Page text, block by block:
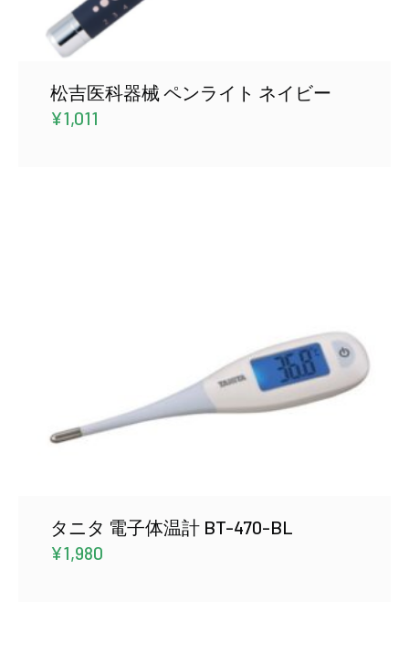
松吉医科器械 ペンライト ネイビー
¥1,011
タニタ 電子体温計 BT-470-BL
¥1,980